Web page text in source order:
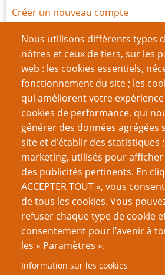
Nous utilisons différents types
nôtres et ceux de tiers, sur les
web : les cookies essentiels,
fonctionnement du site ; les
qui améliorent votre
cookies de performance, qui
générer des données agrégées
site et d’établir des statistiques
marketing, utilisés pour
des publicités pertinents. En
ACCEPTER TOUT », vous
de tous les cookies. Vous
refuser chaque type de cookie
consentement pour l’avenir à
les « Paramètres ».
Information sur les cookies
Créer un nouveau compte
Réinitialiser votre mot de passe
Du même auteur
Berger sans troupeau
Une Histoire du jeu de rôle –
petit pas pour un wargamer…
Une Histoire du jeu de rôle –
réouverture de la boîte de
Une Histoire du jeu de rôle –
Survenance de l'âge d'or
Une Histoire du jeu de rôle –
et paradis de la finance
Une Histoire du jeu de rôle –
pouvoir et la gloire
Une Histoire du jeu de rôle –
révolution !